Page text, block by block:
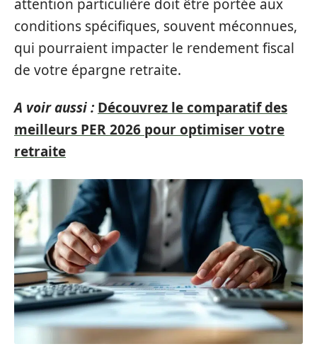
attention particulière doit être portée aux
conditions spécifiques, souvent méconnues,
qui pourraient impacter le rendement fiscal
de votre épargne retraite.
A voir aussi : Découvrez le comparatif des
meilleurs PER 2026 pour optimiser votre
retraite